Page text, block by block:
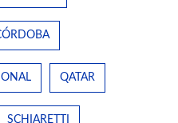
QATAR
SCHIARETTI